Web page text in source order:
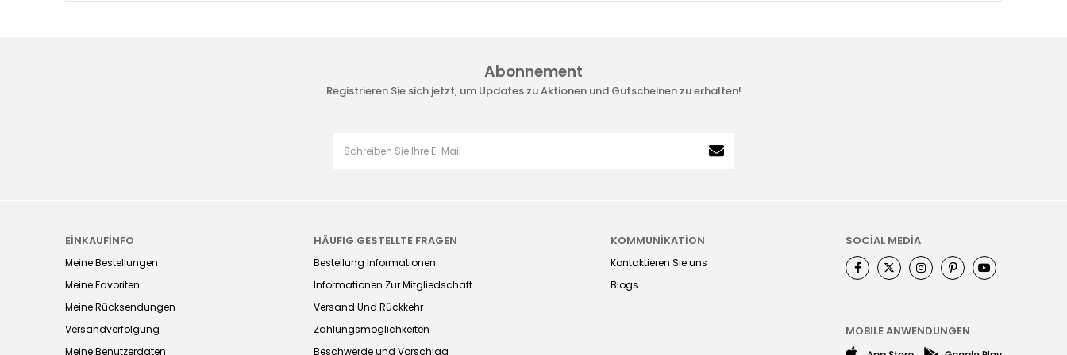
Abonnement
Registrieren Sie sich jetzt, um Updates zu Aktionen und Gutscheinen zu erhalten!
EİNKAUFİNFO
Meine Bestellungen
Meine Favoriten
Meine Rücksendungen
Versandverfolgung
Meine Benutzerdaten
HÄUFIG GESTELLTE FRAGEN
Bestellung Informationen
Informationen Zur Mitgliedschaft
Versand Und Rückkehr
Zahlungsmöglichkeiten
Beschwerde und Vorschlag
KOMMUNİKATİON
Kontaktieren Sie uns
Blogs
SOCİAL MEDİA
MOBILE ANWENDUNGEN